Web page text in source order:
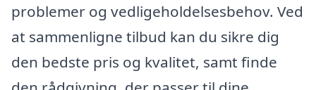
problemer og vedligeholdelsesbehov. Ved
at sammenligne tilbud kan du sikre dig
den bedste pris og kvalitet, samt finde